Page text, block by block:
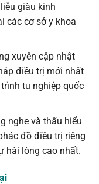
giàu kinh
các cơ sở y khoa
xuyên cập nhật
điều trị mới nhất
tu nghiệp quốc
nghe và thấu hiểu
đồ điều trị riêng
hài lòng cao nhất.